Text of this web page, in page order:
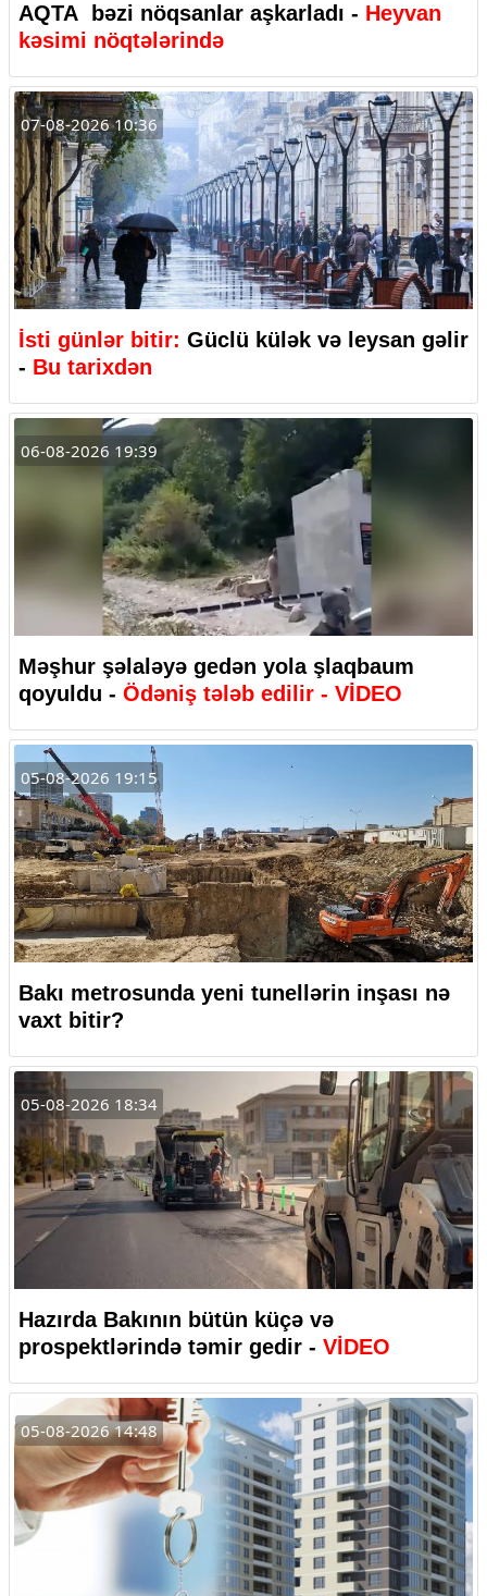
AQTA bəzi nöqsanlar aşkarladı - Heyvan
kəsimi nöqtələrində
07-08-2026 10:36
İsti günlər bitir: Güclü külək və leysan gəlir
- Bu tarixdən
06-08-2026 19:39
Məşhur şəlaləyə gedən yola şlaqbaum
qoyuldu - Ödəniş tələb edilir - VİDEO
05-08-2026 19:15
Bakı metrosunda yeni tunellərin inşası nə
vaxt bitir?
05-08-2026 18:34
Hazırda Bakının bütün küçə və
prospektlərində təmir gedir - VİDEO
05-08-2026 14:48